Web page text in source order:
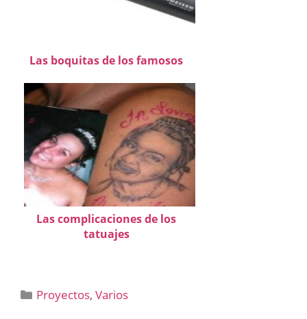
Las boquitas de los famosos
Las complicaciones de los
tatuajes
Categorías
Proyectos,Varios